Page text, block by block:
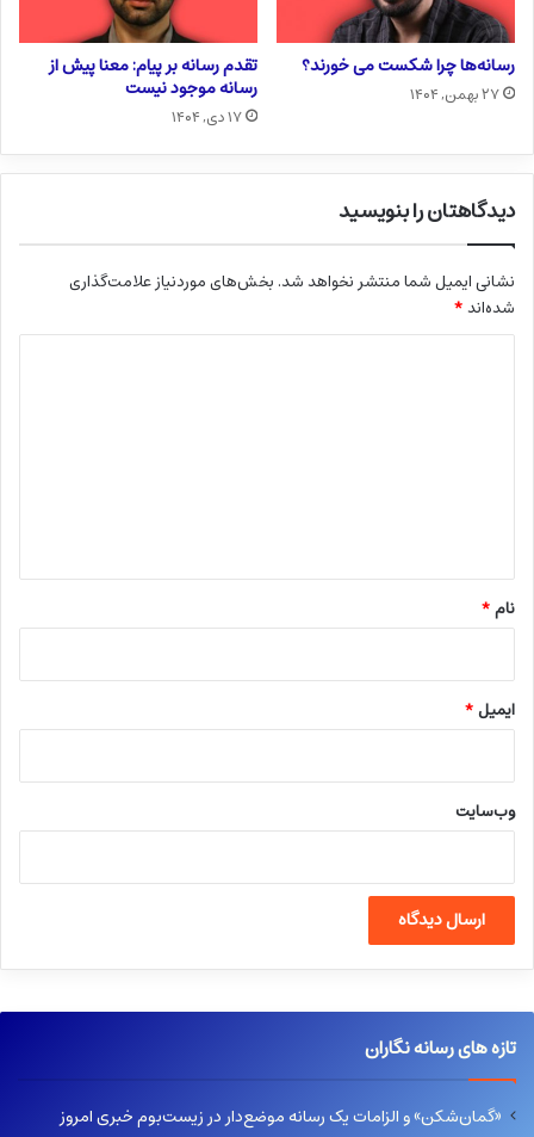
رسانه‌ها چرا شکست می خورند؟
۲۷ بهمن, ۱۴۰۴
تقدم رسانه بر پیام: معنا پیش از
رسانه موجود نیست
۱۷ دی, ۱۴۰۴
دیدگاهتان را بنویسید
نشانی ایمیل شما منتشر نخواهد شد. بخش‌های موردنیاز علامت‌گذاری
شده‌اند*
نام*
ایمیل*
وب‌سایت
تازه های رسانه نگاران
«گمان‌شکن» و الزامات یک رسانه موضع‌دار در زیست‌بوم خبری امروز